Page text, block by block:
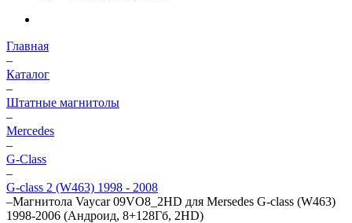
Главная
–
Каталог
–
Штатные магнитолы
–
Mercedes
–
G-Class
–
G-class 2 (W463) 1998 - 2008
–Магнитола Vaycar 09VO8_2HD для Mersedes G-class (W463)
1998-2006 (Андроид, 8+128Гб, 2HD)